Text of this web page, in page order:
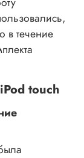
в течение
touch